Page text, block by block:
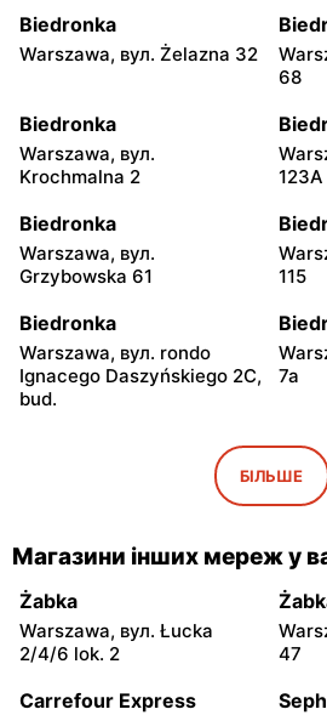
Biedronka
Warszawa, вул. Żelazna 32
68
Biedronka
Warszawa, вул.
Krochmalna 2
123A
Biedronka
Warszawa, вул.
Grzybowska 61
115
Biedronka
Warszawa, вул. rondo
Ignacego Daszyńskiego 2C,
bud.
7a
Warszawa al. Solidarności
Biedronka
Ursyna Niemcewicza 8
Biedronka
Ursyna Niemcewicza 26
БІЛЬШЕ
Магазини інших мереж у
Żabka
Warszawa, вул. Łucka
2/4/6 lok. 2
47
Carrefour Express